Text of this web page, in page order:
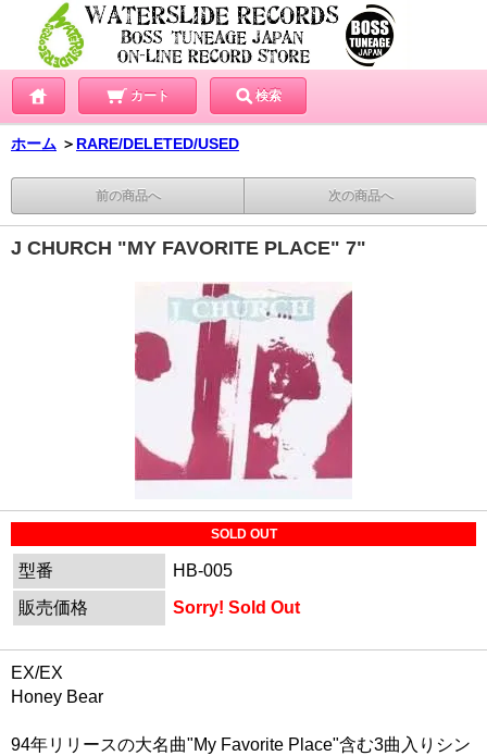
カート 検索
ホーム ＞ RARE/DELETED/USED
前の商品へ 次の商品へ
J CHURCH "MY FAVORITE PLACE" 7"
SOLD OUT
型番
HB-005
販売価格
Sorry! Sold Out
EX/EX
Honey Bear
94年リリースの大名曲"My Favorite Place"含む3曲入りシン